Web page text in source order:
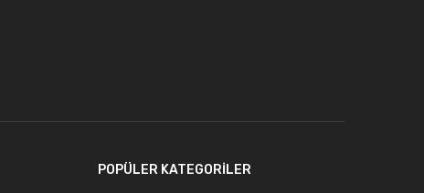
POPÜLER KATEGORİLER